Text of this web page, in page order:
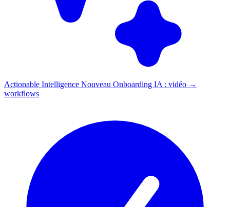
Actionable Intelligence Nouveau Onboarding IA : vidéo →
workflows